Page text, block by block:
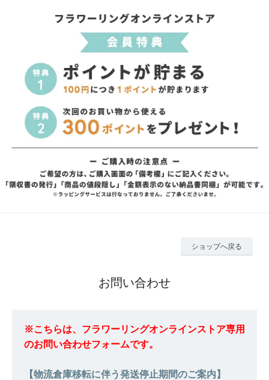
ショップへ戻る
お問い合わせ
※こちらは、フラワーリングオンラインストア専用
のお問い合わせフォームです。
【物流倉庫移転に伴う発送停止期間のご案内】